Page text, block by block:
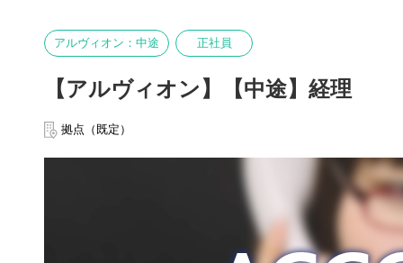
アルヴィオン：中途 正社員
【アルヴィオン】【中途】経理
拠点（既定）